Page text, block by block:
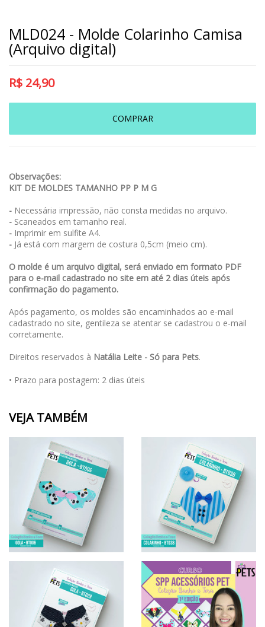
MLD024 - Molde Colarinho Camisa
(Arquivo digital)
R$ 24,90
COMPRAR
Observações:
KIT DE MOLDES TAMANHO PP P M G
- Necessária impressão, não consta medidas no arquivo.
- Scaneados em tamanho real.
- Imprimir em sulfite A4.
- Já está com margem de costura 0,5cm (meio cm).
O molde é um arquivo digital, será enviado em formato PDF
para o e-mail cadastrado no site em até 2 dias úteis após
confirmação do pagamento.
Após pagamento, os moldes são encaminhados ao e-mail
cadastrado no site, gentileza se atentar se cadastrou o e-mail
corretamente.
Direitos reservados à Natália Leite - Só para Pets.
• Prazo para postagem: 2 dias úteis
VEJA TAMBÉM